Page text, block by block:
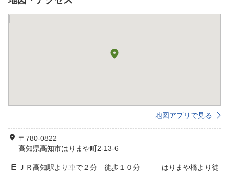
地図アプリで見る
〒780-0822
高知県高知市はりまや町2-13-6
ＪＲ高知駅より車で２分 徒歩１０分 はりまや橋より徒